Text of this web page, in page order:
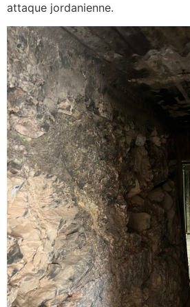
attaque jordanienne.